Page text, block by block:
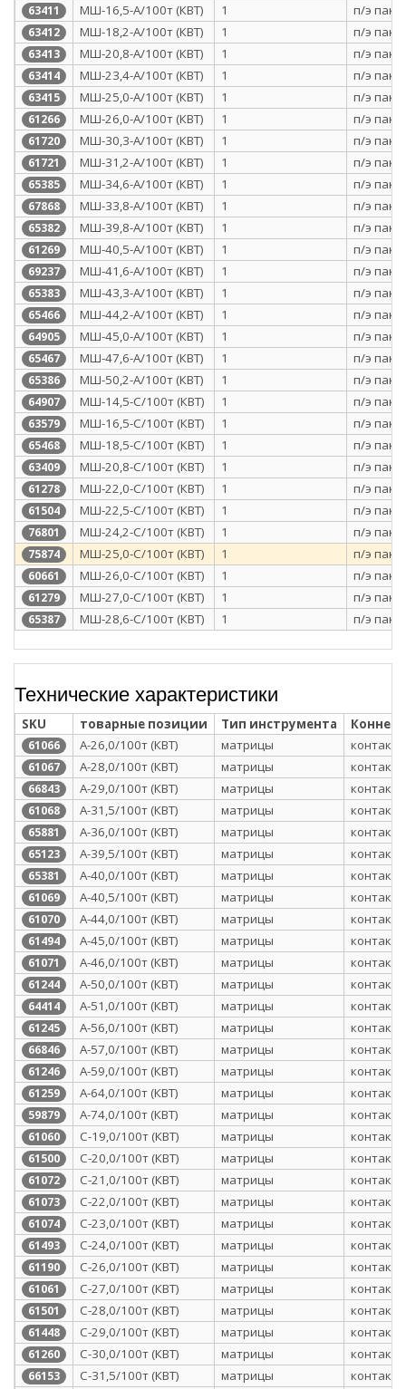
63411 МШ-16,5-А/100т (КВТ) 1 п/э
63412 МШ-18,2-А/100т (КВТ) 1 п/э
63413 МШ-20,8-А/100т (КВТ) 1 п/э
63414 МШ-23,4-А/100т (КВТ) 1 п/э
63415 МШ-25,0-А/100т (КВТ) 1 п/э
61266 МШ-26,0-А/100т (КВТ) 1 п/э
61720 МШ-30,3-А/100т (КВТ) 1 п/э
61721 МШ-31,2-А/100т (КВТ) 1 п/э
65385 МШ-34,6-А/100т (КВТ) 1 п/э
67868 МШ-33,8-А/100т (КВТ) 1 п/э
65382 МШ-39,8-А/100т (КВТ) 1 п/э
61269 МШ-40,5-А/100т (КВТ) 1 п/э
69237 МШ-41,6-А/100т (КВТ) 1 п/э
65383 МШ-43,3-А/100т (КВТ) 1 п/э
65466 МШ-44,2-А/100т (КВТ) 1 п/э
64905 МШ-45,0-А/100т (КВТ) 1 п/э
65467 МШ-47,6-А/100т (КВТ) 1 п/э
65386 МШ-50,2-А/100т (КВТ) 1 п/э
64907 МШ-14,5-С/100т (КВТ) 1 п/э
63579 МШ-16,5-С/100т (КВТ) 1 п/э
65468 МШ-18,5-С/100т (КВТ) 1 п/э
63409 МШ-20,8-С/100т (КВТ) 1 п/э
61278 МШ-22,0-С/100т (КВТ) 1 п/э
61504 МШ-22,5-С/100т (КВТ) 1 п/э
76801 МШ-24,2-С/100т (КВТ) 1 п/э
75874 МШ-25,0-С/100т (КВТ) 1 п/э
60661 МШ-26,0-С/100т (КВТ) 1 п/э
61279 МШ-27,0-С/100т (КВТ) 1 п/э
65387 МШ-28,6-С/100т (КВТ) 1 п/э
Технические характеристики
SKU товарные позиции Тип инструмента
61066 А-26,0/100т (КВТ) матрицы
61067 А-28,0/100т (КВТ) матрицы
66843 А-29,0/100т (КВТ) матрицы
61068 А-31,5/100т (КВТ) матрицы
65881 А-36,0/100т (КВТ) матрицы
65123 А-39,5/100т (КВТ) матрицы
65381 А-40,0/100т (КВТ) матрицы
61069 А-40,5/100т (КВТ) матрицы
61070 А-44,0/100т (КВТ) матрицы
61494 А-45,0/100т (КВТ) матрицы
61071 А-46,0/100т (КВТ) матрицы
61244 А-50,0/100т (КВТ) матрицы
64414 А-51,0/100т (КВТ) матрицы
61245 А-56,0/100т (КВТ) матрицы
66846 А-57,0/100т (КВТ) матрицы
61246 А-59,0/100т (КВТ) матрицы
61259 А-64,0/100т (КВТ) матрицы
59879 А-74,0/100т (КВТ) матрицы
61060 С-19,0/100т (КВТ) матрицы
61500 С-20,0/100т (КВТ) матрицы
61072 С-21,0/100т (КВТ) матрицы
61073 С-22,0/100т (КВТ) матрицы
61074 С-23,0/100т (КВТ) матрицы
61493 С-24,0/100т (КВТ) матрицы
61190 С-26,0/100т (КВТ) матрицы
61061 С-27,0/100т (КВТ) матрицы
61501 С-28,0/100т (КВТ) матрицы
61448 С-29,0/100т (КВТ) матрицы
61260 С-30,0/100т (КВТ) матрицы
66153 С-31,5/100т (КВТ) матрицы